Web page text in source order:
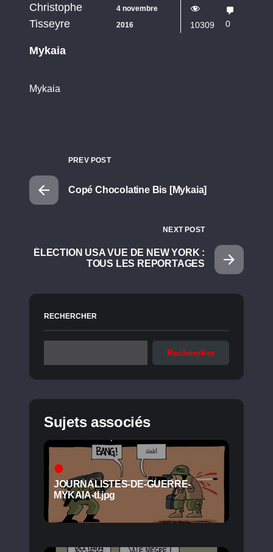
Christophe
Tisseyre
4 novembre
2016
10309 0
Mykaia
Mykaia
PREV POST
Copé Chocolatine Bis [Mykaia]
NEXT POST
ÉLECTION USA VUE DE NEW YORK :
TOUS LES REPORTAGES
RECHERCHER
Rechercher
Sujets associés
JOURNALISTES-DE-GUERRE-
MYKAIA-tl.jpg